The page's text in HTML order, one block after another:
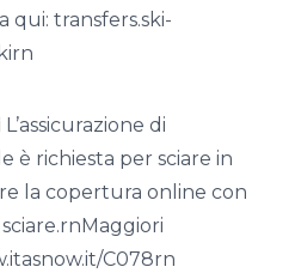
transfers.ski-
L’assicurazione di
è richiesta per sciare in
la copertura online con
C078rn